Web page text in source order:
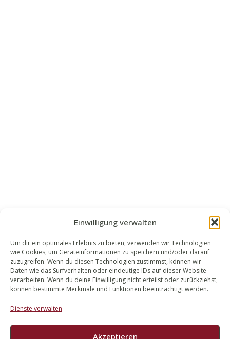
Einwilligung verwalten
Um dir ein optimales Erlebnis zu bieten, verwenden wir Technologien
wie Cookies, um Geräteinformationen zu speichern und/oder darauf
zuzugreifen. Wenn du diesen Technologien zustimmst, können wir
Daten wie das Surfverhalten oder eindeutige IDs auf dieser Website
verarbeiten. Wenn du deine Einwilligung nicht erteilst oder zurückziehst,
können bestimmte Merkmale und Funktionen beeinträchtigt werden.
Dienste verwalten
Akzeptieren
WALEK RECHTSANWÄLT​​E
Bachstraße 13
56727 Mayen
02651 98 900
info@walek-rechtsanwaelte.de